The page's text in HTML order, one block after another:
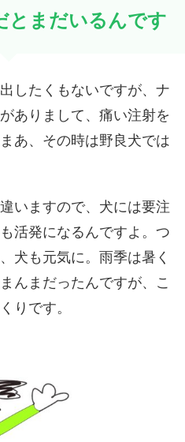
とまだいるんです
したくもないですが、ナ
ありまして、痛い注射を
あ、その時は野良犬では
いますので、犬には要注
活発になるんですよ。つ
犬も元気に。雨季は暑く
んまだったんですが、こ
りです。